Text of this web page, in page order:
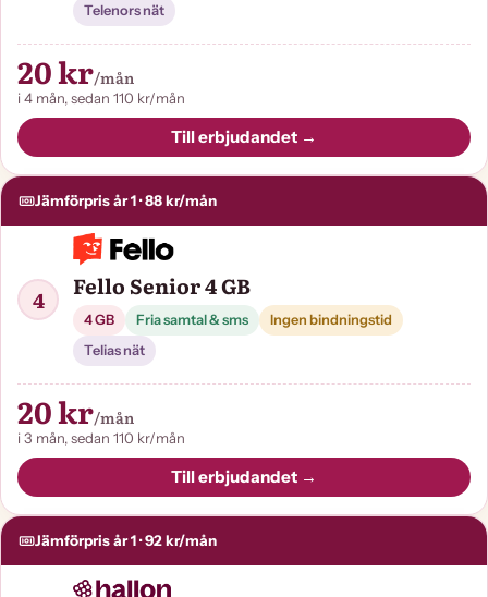
Telenors nät
20 kr/mån
i 4 mån, sedan 110 kr/mån
Till erbjudandet →
Jämförpris år 1 · 88 kr/mån
4 Fello Senior 4 GB
4 GB Fria samtal & sms
Ingen bindningstid
Telias nät
20 kr/mån
i 3 mån, sedan 110 kr/mån
Till erbjudandet →
Jämförpris år 1 · 92 kr/mån